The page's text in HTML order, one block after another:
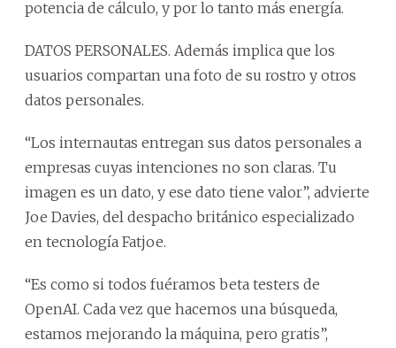
potencia de cálculo, y por lo tanto más energía.
DATOS PERSONALES. Además implica que los
usuarios compartan una foto de su rostro y otros
datos personales.
“Los internautas entregan sus datos personales a
empresas cuyas intenciones no son claras. Tu
imagen es un dato, y ese dato tiene valor”, advierte
Joe Davies, del despacho británico especializado
en tecnología Fatjoe.
“Es como si todos fuéramos beta testers de
OpenAI. Cada vez que hacemos una búsqueda,
estamos mejorando la máquina, pero gratis”,